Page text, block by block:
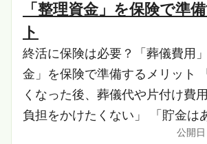
「整理資金」を保険で準
ト
終活に保険は必要？「葬儀費用
金」を保険で準備するメリット
くなった後、葬儀代や片付け費
負担をかけたくない」 「貯金は
銀行が凍結されたら家族はどう